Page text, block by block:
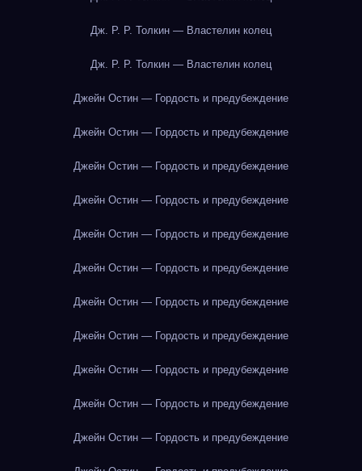
Дж. Р. Р. Толкин — Властелин колец
Дж. Р. Р. Толкин — Властелин колец
Джейн Остин — Гордость и предубеждение
Джейн Остин — Гордость и предубеждение
Джейн Остин — Гордость и предубеждение
Джейн Остин — Гордость и предубеждение
Джейн Остин — Гордость и предубеждение
Джейн Остин — Гордость и предубеждение
Джейн Остин — Гордость и предубеждение
Джейн Остин — Гордость и предубеждение
Джейн Остин — Гордость и предубеждение
Джейн Остин — Гордость и предубеждение
Джейн Остин — Гордость и предубеждение